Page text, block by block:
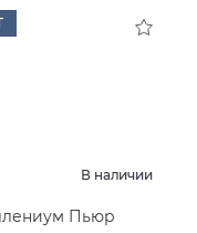
В наличии
Пьюр